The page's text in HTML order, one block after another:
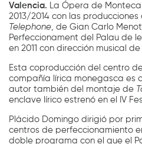
Valencia.
La Ópera de
2013/2014 con las
Telephone , de Gian Carlo
Perfeccionament del Palau de
en 2011 con dirección musical
Esta coproducción del centro
compañía lírica monegasca es
autor también del montaje de
enclave lírico estrenó en el IV
Plácido Domingo dirigió por
centros de perfeccionamiento
doble programa con el que el